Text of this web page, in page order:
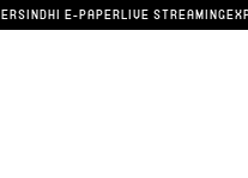
SINDHI E-PAPERLIVE STREAMING